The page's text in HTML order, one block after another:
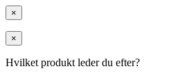
×
×
Hvilket produkt leder du efter?